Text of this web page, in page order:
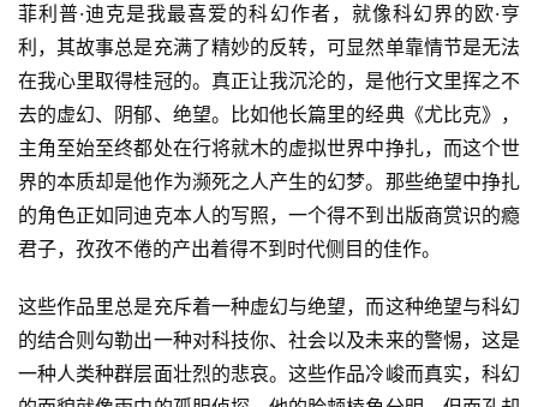
零
重
力
科
征
文
投
菲利普·迪克是我最喜爱的科幻作者，就像科幻界的欧·亨
利，其故事总是充满了精妙的反转，可显然单靠情节是无法
在我心里取得桂冠的。真正让我沉沦的，是他行文里挥之不
去的虚幻、阴郁、绝望。比如他长篇里的经典《尤比克》，
主角至始至终都处在行将就木的虚拟世界中挣扎，而这个世
界的本质却是他作为濒死之人产生的幻梦。那些绝望中挣扎
的角色正如同迪克本人的写照，一个得不到出版商赏识的瘾
君子，孜孜不倦的产出着得不到时代侧目的佳作。
这些作品里总是充斥着一种虚幻与绝望，而这种绝望与科幻
的结合则勾勒出一种对科技你、社会以及未来的警惕，这是
一种人类种群层面壮烈的悲哀。这些作品冷峻而真实，科幻